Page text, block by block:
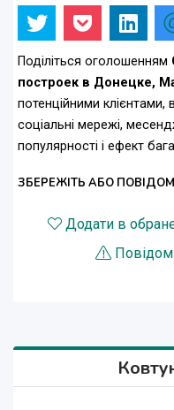
Поділіться оголошенням
построек в Донецке,
потенційними
соціальні мережі,
популярності і ефект
ЗБЕРЕЖІТЬ АБО
Додати в